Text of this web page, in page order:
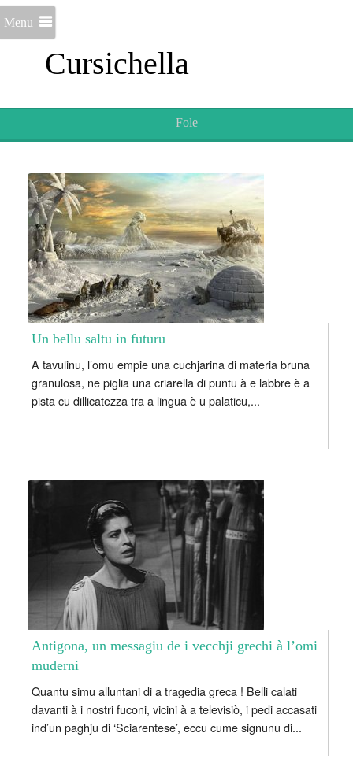
Cursichella
Menu
Fole
Un bellu saltu in futuru
A tavulinu, l’omu empie una cuchjarina di materia bruna
granulosa, ne piglia una criarella di puntu à e labbre è a
pista cu dillicatezza tra a lingua è u palaticu,...
Antigona, un messagiu de i vecchji grechi à l’omi
muderni
Quantu simu alluntani di a tragedia greca ! Belli calati
davanti à i nostri fuconi, vicini à a televisiò, i pedi accasati
ind’un paghju di ‘Sciarentese’, eccu cume signunu di...